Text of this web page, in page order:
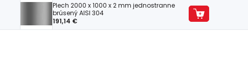
Plech 2000 x 1000 x 2 mm jednostranne
brúsený AISI 304
191,14 €